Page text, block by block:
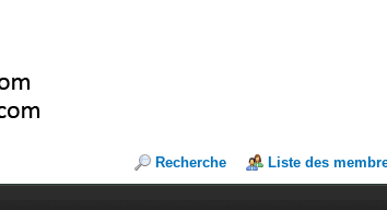
Recherche Liste des